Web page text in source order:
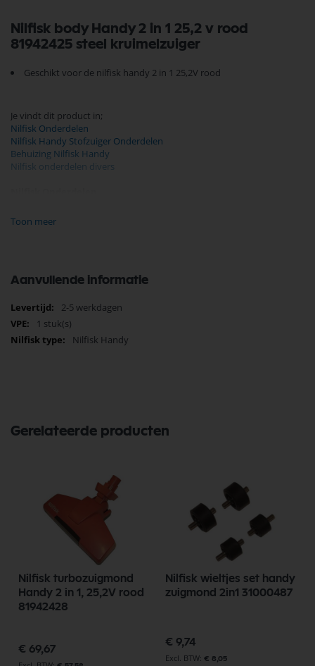
Nilfisk body Handy 2 in 1 25,2 v rood
81942425 steel kruimelzuiger
Geschikt voor de nilfisk handy 2 in 1 25,2V rood
Je vindt dit product in;
Nilfisk Onderdelen
Nilfisk Handy Stofzuiger Onderdelen
Behuizing Nilfisk Handy
Nilfisk onderdelen divers
merk Nilfisk. Nilfisk Onderdelen biedt hoogwaardige oplossingen voor
Toon meer
Aanvullende informatie
Meer
informatie
2-5 werkdagen
1 stuk(s)
Nilfisk Handy
Gerelateerde producten
Nilfisk turbozuigmond
Handy 2 in 1, 25,2V rood
81942428
€ 69,67
Nilfisk wieltjes set handy
zuigmond 2in1 31000487
€ 9,74
€ 8,05